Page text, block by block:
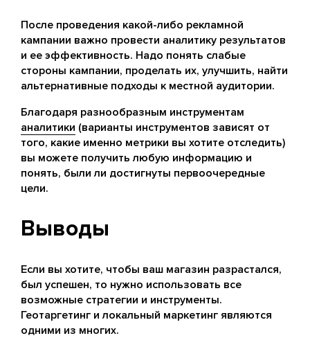
После проведения какой-либо рекламной
кампании важно провести аналитику результатов
и ее эффективность. Надо понять слабые
стороны кампании, проделать их, улучшить, найти
альтернативные подходы к местной аудитории.
Благодаря разнообразным инструментам
аналитики (варианты инструментов зависят от
того, какие именно метрики вы хотите отследить)
вы можете получить любую информацию и
понять, были ли достигнуты первоочередные
цели.
Выводы
Если вы хотите, чтобы ваш магазин разрастался,
был успешен, то нужно использовать все
возможные стратегии и инструменты.
Геотаргетинг и локальный маркетинг являются
одними из многих.